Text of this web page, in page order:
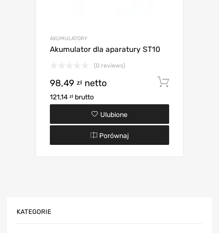
AKUMULATORY
Akumulator dla aparatury ST10
(0 reviews)
98,49 zł netto
121,14 zł brutto
Ulubione
Porównaj
KATEGORIE